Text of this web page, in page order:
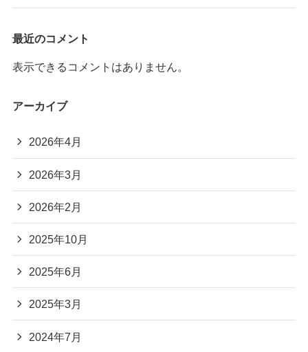
最近のコメント
表示できるコメントはありません。
アーカイブ
2026年4月
2026年3月
2026年2月
2025年10月
2025年6月
2025年3月
2024年7月